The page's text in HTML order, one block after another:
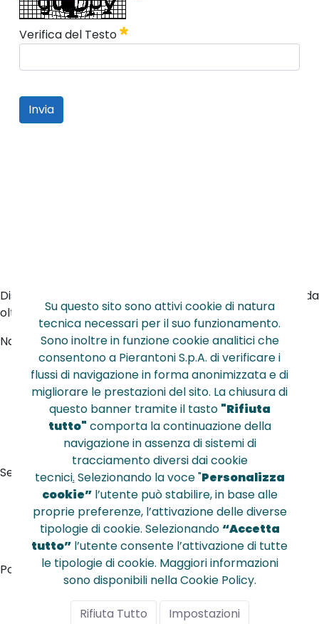
Verifica del Testo Obbligatorio
Invia
Distribuzione di prodotti per cartoleria, scuola e ufficio da
oltre 40 anni.
Navigazione
Home
Chi siamo
Shop
Eventi
Sostenibilità
Contattaci
Servizi
Web che fa x me
thinKreative
Campagne Pie
Eventi
Portale B2B
Accedi al B2B
Richiedi accesso
Su questo sito sono attivi cookie di natura
tecnica necessari per il suo funzionamento.
Sono inoltre in funzione cookie analitici che
consentono a Pierantoni S.p.A. di verificare i
flussi di navigazione in forma anonimizzata e di
migliorare le prestazioni del sito. La chiusura di
questo banner tramite il tasto "Rifiuta
tutto" comporta la continuazione della
navigazione in assenza di sistemi di
tracciamento diversi dai cookie
tecnici. Selezionando la voce "Personalizza
cookie”l’utente può stabilire, in base alle
proprie preferenze, l’attivazione delle diverse
tipologie di cookie. Selezionando “Accetta
tutto” l’utente consente l’attivazione di tutte
le tipologie di cookie. Maggiori informazioni
sono disponibili nella Cookie Policy.
Rifiuta Tutto Impostazioni